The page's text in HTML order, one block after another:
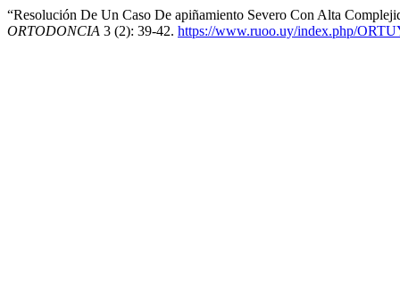
“Resolución De Un Caso De apiñamiento Severo Con Alta
ORTODONCIA 3 (2): 39-42. https://www.ruoo.uy/index.php/